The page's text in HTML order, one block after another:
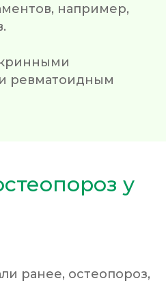
например,
ревматоидным
у
ранее, остеопороз,